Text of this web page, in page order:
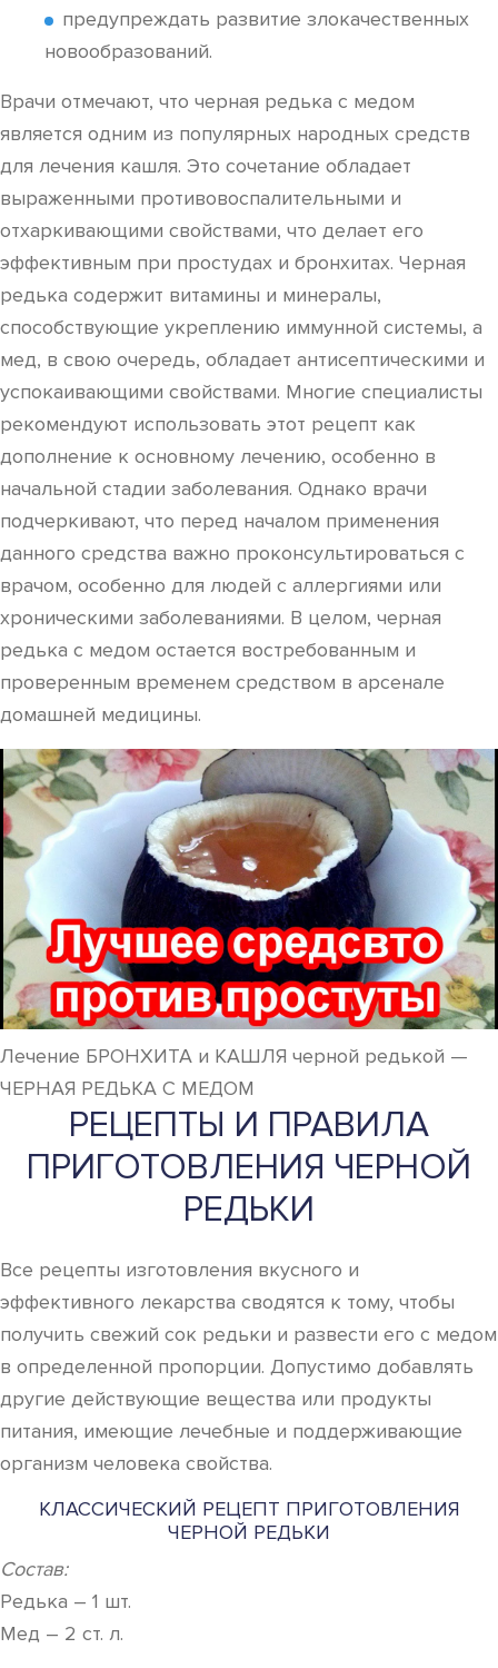
предупреждать развитие злокачественных
новообразований.
Врачи отмечают, что черная редька с медом
является одним из популярных народных средств
для лечения кашля. Это сочетание обладает
выраженными противовоспалительными и
отхаркивающими свойствами, что делает его
эффективным при простудах и бронхитах. Черная
редька содержит витамины и минералы,
способствующие укреплению иммунной системы, а
мед, в свою очередь, обладает антисептическими и
успокаивающими свойствами. Многие специалисты
рекомендуют использовать этот рецепт как
дополнение к основному лечению, особенно в
начальной стадии заболевания. Однако врачи
подчеркивают, что перед началом применения
данного средства важно проконсультироваться с
врачом, особенно для людей с аллергиями или
хроническими заболеваниями. В целом, черная
редька с медом остается востребованным и
проверенным временем средством в арсенале
домашней медицины.
Лечение БРОНХИТА и КАШЛЯ черной редькой —
ЧЕРНАЯ РЕДЬКА С МЕДОМ
РЕЦЕПТЫ И ПРАВИЛА
ПРИГОТОВЛЕНИЯ ЧЕРНОЙ
РЕДЬКИ
Все рецепты изготовления вкусного и
эффективного лекарства сводятся к тому, чтобы
получить свежий сок редьки и развести его с медом
в определенной пропорции. Допустимо добавлять
другие действующие вещества или продукты
питания, имеющие лечебные и поддерживающие
организм человека свойства.
КЛАССИЧЕСКИЙ РЕЦЕПТ ПРИГОТОВЛЕНИЯ
ЧЕРНОЙ РЕДЬКИ
Состав:
Редька – 1 шт.
Мед – 2 ст. л.